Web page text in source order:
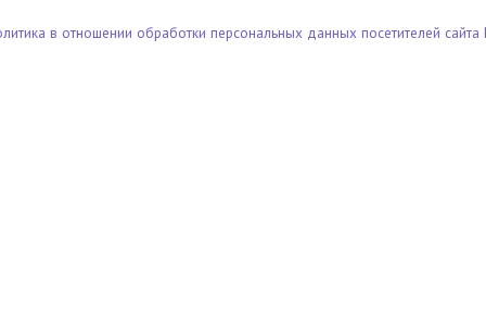
в отношении обработки персональных данных посетителей